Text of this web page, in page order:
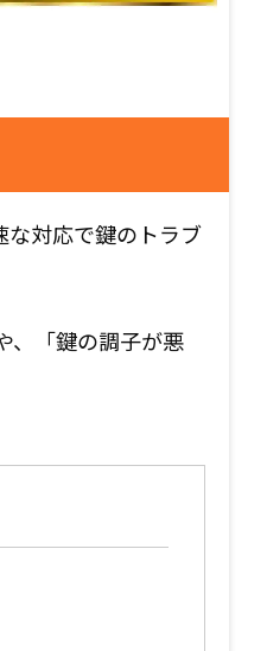
対応で鍵のトラブ
、「鍵の調子が悪